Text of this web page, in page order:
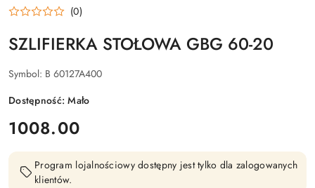
BOSCH (0)
SZLIFIERKA STOŁOWA GBG 60-20
Symbol: B 60127A400
Dostępność:Mało
cena:
1008.00
Program lojalnościowy dostępny jest tylko dla zalogowanych
klientów.